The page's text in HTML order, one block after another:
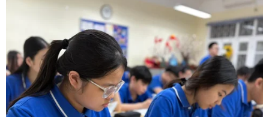
CƠ QUAN CHỦ QUẢN: THÔNG TẤN XÃ VIỆT NAM
Tổng Biên tập: TRẦN TIẾN DUẨN
Phó Tổng Biên tập: NGUYỄN THỊ TÁM, KHÚC THANH
THỦY
Sở hữu trí tuệ
Quy định sử dụng